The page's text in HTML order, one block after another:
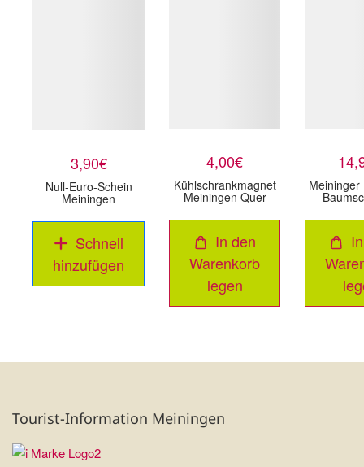
3,90€
Null-Euro-Schein
Meiningen
Schnell
hinzufügen
4,00€
Kühlschrankmagnet
Meiningen Quer
In den
Warenkorb
legen
14
Meininger
Tourist-Information Meiningen